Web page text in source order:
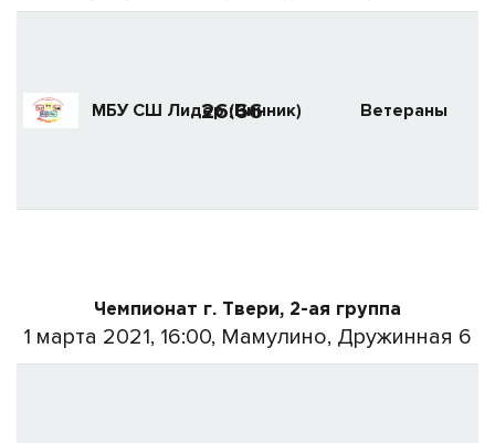
МБУ СШ Лидер (Винник)
26:66 Ветераны
Чемпионат г. Твери, 2-ая группа
1 марта 2021, 16:00, Мамулино, Дружинная 6